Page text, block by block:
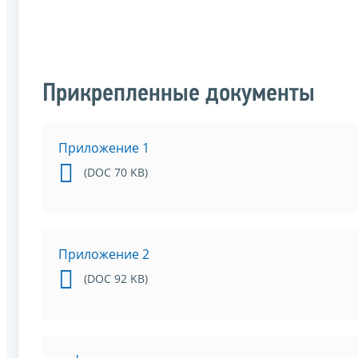
Прикрепленные документы
Приложение 1
(DOC 70 KB)
Приложение 2
(DOC 92 KB)